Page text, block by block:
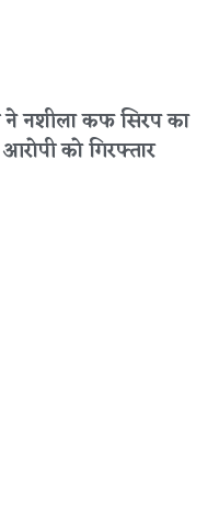
नशीला कफ सिरप का
को गिरफ्तार